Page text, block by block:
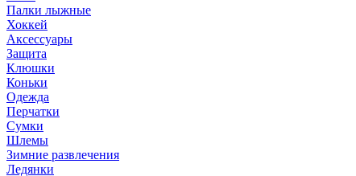
Палки лыжные
Хоккей
Аксессуары
Защита
Клюшки
Коньки
Одежда
Перчатки
Сумки
Шлемы
Зимние развлечения
Ледянки